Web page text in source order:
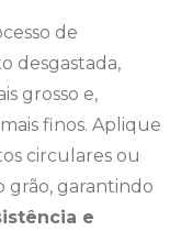
de
desgastada,
grosso e,
finos. Aplique
circulares ou
grão, garantindo
e